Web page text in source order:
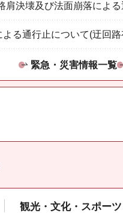
肩決壊及び法面崩落によ
る通行止について(迂回
緊急・災害情報一覧
観光・文化・スポーツ